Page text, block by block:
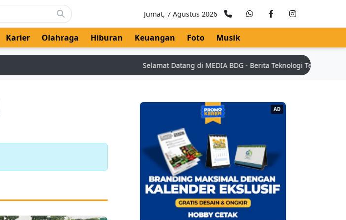
Jumat, 7 Agustus 2026
Karier Olahraga Hiburan Keuangan Foto Musik
Selamat Datang di MEDIA BDG - Berita Teknologi Terkini | Tips
AD